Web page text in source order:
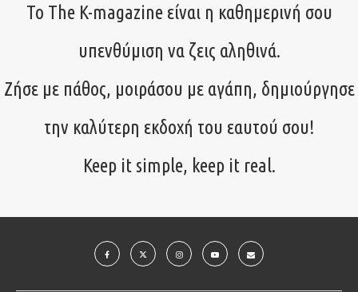
Το The K-magazine είναι η καθημερινή σου
υπενθύμιση να ζεις αληθινά.
Ζήσε με πάθος, μοιράσου με αγάπη, δημιούργησε
την καλύτερη εκδοχή του εαυτού σου!
Keep it simple, keep it real.